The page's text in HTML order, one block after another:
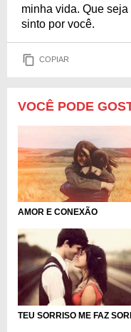
minha vida. Que
sinto por você.
COPIAR
VOCÊ PODE
AMOR E CONEXÃO
TEU SORRISO ME FAZ